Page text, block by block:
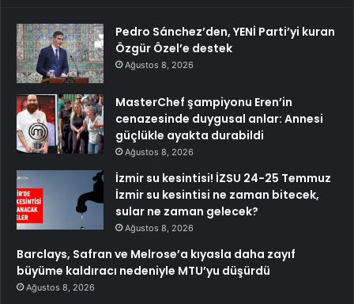
Pedro Sánchez’den, YENİ Parti’yi kuran
Özgür Özel’e destek
Ağustos 8, 2026
MasterChef şampiyonu Eren’in
cenazesinde duygusal anlar: Annesi
güçlükle ayakta durabildi
Ağustos 8, 2026
İzmir su kesintisi! İZSU 24-25 Temmuz
İzmir su kesintisi ne zaman bitecek,
sular ne zaman gelecek?
Ağustos 8, 2026
Barclays, Safran ve Melrose’a kıyasla daha zayıf
büyüme kaldıracı nedeniyle MTU’yu düşürdü
Ağustos 8, 2026